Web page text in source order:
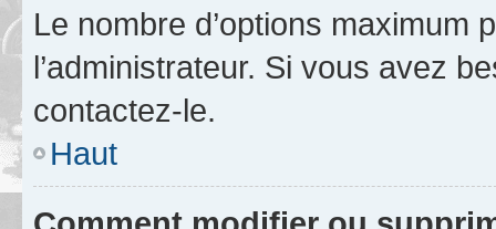
Le nombre d’options maximum
l’administrateur. Si vous avez
contactez-le.
Haut